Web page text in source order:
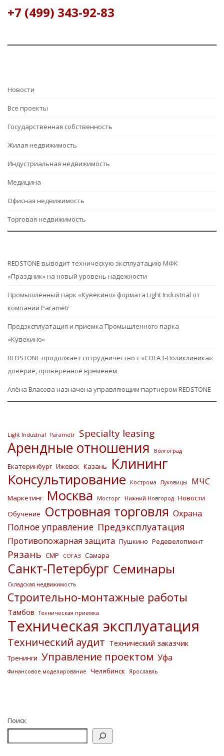
+7 (499) 343-92-83
Hовости
Все проекты
Государственная собственность
Жилая недвижимость
Индустриальная недвижимость
Медицина
Офисная недвижимость
Торговая недвижимость
REDSTONE выводит техническую эксплуатацию МФК
«Праздник» на новый уровень надежности
Промышленный парк «Кувекино» формата Light Industrial от
компании Parametr
Предэксплуатация и приемка Промышленного парка
«Кувекино»
REDSTONE продолжает сотрудничество с «СОГАЗ-Поликлиника»:
доверие, проверенное временем
Алёна Власова назначена управляющим партнером REDSTONE
Light Industrial Parametr Specialty leasing
Арендные отношения Волгоград
Екатеринбург Ижевск Казань Клининг
Консультирование Кострома Луховицы МЧС
Маркетинг Москва Мосторг Нижний Новгород Новости
Обучение
Островная торговля Охрана
Полное управление Предэксплуатация
Противопожарная защита Пушкино Редевелопмент
Рязань СМР СОГАЗ Самара
Санкт-Петербург Семинары
Складская недвижимость
Строительно-монтажные работы
Тамбов Техническая приемка
Техническая эксплуатация
Технический аудит Технический заказчик
Тренинги Управление проектом Уфа
Финансовое моделирование Челябинск Ярославль
Поиск